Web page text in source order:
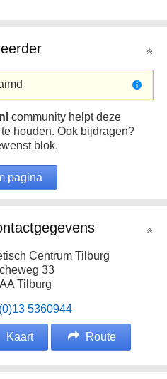
community helpt deze
houden. Ook bijdragen?
blok.
pagina
Centrum Tilburg
33
Tilburg
(0)13 5360944
Kaart Route